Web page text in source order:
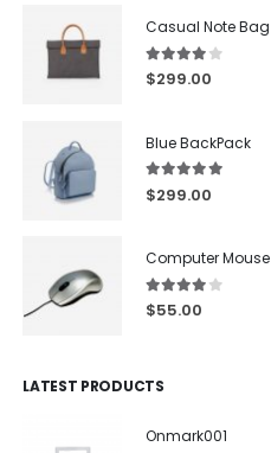
Casual Note Bag
4.00out of 5
$299.00
Blue BackPack
5.00out of 5
$299.00
Computer Mouse
4.00out of 5
$55.00
LATEST PRODUCTS
Onmark001